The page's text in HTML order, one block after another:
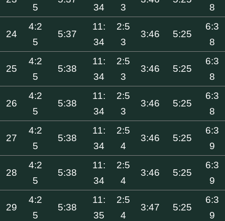
5 34 3 8
24
4:2
5
5:37
11:
34
2:5
3
3:46 5:25
6:3
8
25
4:2
5
5:38
11:
34
2:5
3
3:46 5:25
6:3
8
26
4:2
5
5:38
11:
34
2:5
3
3:46 5:25
6:3
8
27
4:2
5
5:38
11:
34
2:5
4
3:46 5:25
6:3
9
28
4:2
5
5:38
11:
34
2:5
4
3:46 5:25
6:3
9
29
4:2
5
5:38
11:
35
2:5
4
3:47 5:25
6:3
9